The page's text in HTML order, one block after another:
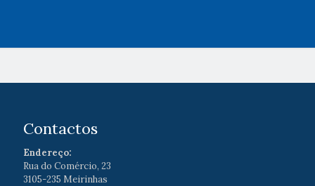
Contactos
Endereço:
Rua do Comércio, 23
3105-235 Meirinhas